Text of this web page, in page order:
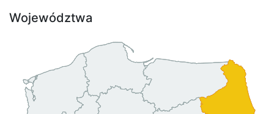
Województwa